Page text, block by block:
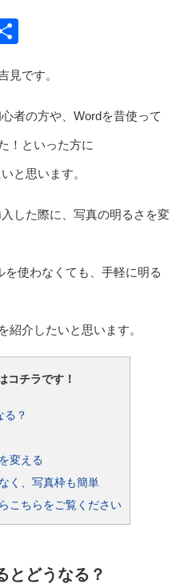
見です。
者の方や、Wordを昔使って
！といった方に
と思います。
した際に、写真の明るさを変
使わなくても、手軽に明る
紹介したいと思います。
コチラです！
る？
変える
く、写真枠も簡単
こちらをご覧ください
とどうなる？